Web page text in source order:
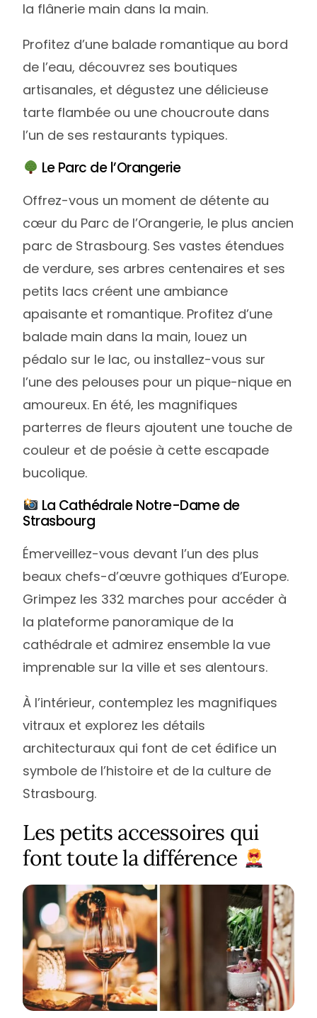
la flânerie main dans la main.
Profitez d’une balade romantique au bord
de l’eau, découvrez ses boutiques
artisanales, et dégustez une délicieuse
tarte flambée ou une choucroute dans
l’un de ses restaurants typiques.
Le Parc de l’Orangerie
Offrez-vous un moment de détente au
cœur du Parc de l’Orangerie, le plus ancien
parc de Strasbourg. Ses vastes étendues
de verdure, ses arbres centenaires et ses
petits lacs créent une ambiance
apaisante et romantique. Profitez d’une
balade main dans la main, louez un
pédalo sur le lac, ou installez-vous sur
l’une des pelouses pour un pique-nique en
amoureux. En été, les magnifiques
parterres de fleurs ajoutent une touche de
couleur et de poésie à cette escapade
bucolique.
La Cathédrale Notre-Dame de
Strasbourg
Émerveillez-vous devant l’un des plus
beaux chefs-d’œuvre gothiques d’Europe.
Grimpez les 332 marches pour accéder à
la plateforme panoramique de la
cathédrale et admirez ensemble la vue
imprenable sur la ville et ses alentours.
À l’intérieur, contemplez les magnifiques
vitraux et explorez les détails
architecturaux qui font de cet édifice un
symbole de l’histoire et de la culture de
Strasbourg.
Les petits accessoires qui
font toute la différence